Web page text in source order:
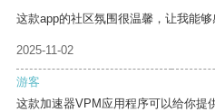
这款app的社区氛围很温馨，让我能够
2025-11-02
游客
这款加速器VPM应用程序可以给你提